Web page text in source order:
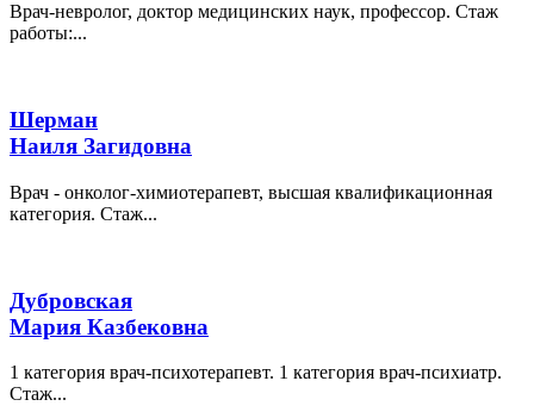
Врач-невролог, доктор медицинских наук, профессор. Стаж
работы:...
Шерман
Наиля Загидовна
Врач - онколог-химиотерапевт, высшая квалификационная
категория. Стаж...
Дубровская
Мария Казбековна
1 категория врач-психотерапевт. 1 категория врач-психиатр.
Стаж...